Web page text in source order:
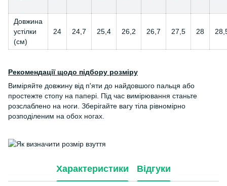
Довжина
устілки
(см)
24 24,7 25,4 26,2 26,7 27,5 28
Рекомендації щодо підбору розміру
Виміряйте довжину від п'яти до найдовшого пальця або
простежте стопу на папері. Під час вимірювання станьте
розслаблено на ноги. Зберігайте вагу тіла рівномірно
розподіленим на обох ногах.
Характеристики Відгуки